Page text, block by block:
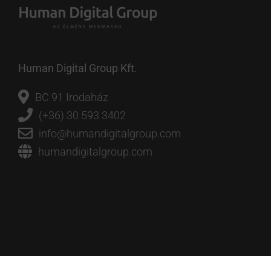
Human Digital Group Kft.
BC 91 Irodaház
(+36) 30 593 3402
info@humandigitalgroup.com
humandigitalgroup.com